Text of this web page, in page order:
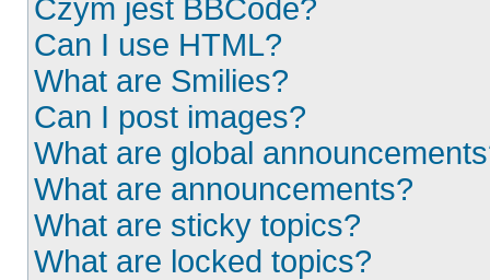
Czym jest BBCode?
Can I use HTML?
What are Smilies?
Can I post images?
What are global
What are announcements?
What are sticky topics?
What are locked topics?